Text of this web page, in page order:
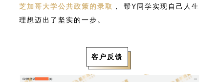
芝加哥大学公共政策的录取 ， 帮Y同学实现自己人生
理想迈出了坚实的一步。
客户反馈